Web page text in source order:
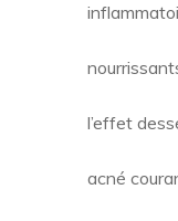
l’effet
acné